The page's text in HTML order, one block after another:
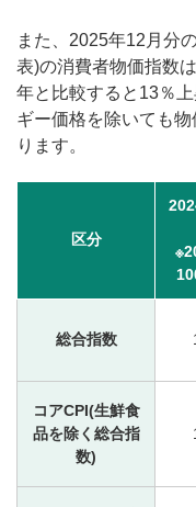
また、2025年12月分
表)の消費者物価指数
年と比較すると13％
ギー価格を除いても
ります。
区分
総合指数
コアCPI(生鮮食
品を除く総合指
数)